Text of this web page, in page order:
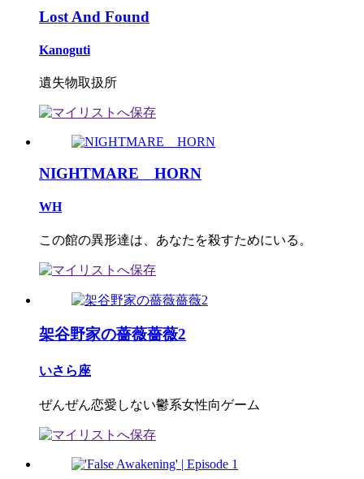
Lost And Found
Kanoguti
遺失物取扱所
NIGHTMARE HORN
WH
この館の異形達は、あなたを殺すためにいる。
架谷野家の薔薇薔薇2
いさら座
ぜんぜん恋愛しない鬱系女性向ゲーム